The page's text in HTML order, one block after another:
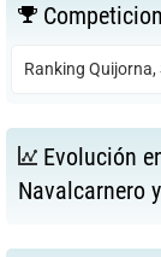
Ranking
Evolución
Navalcarnero